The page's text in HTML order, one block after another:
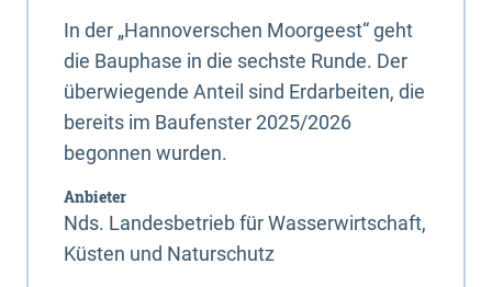
In der „Hannoverschen Moorgeest“ geht
die Bauphase in die sechste Runde. Der
überwiegende Anteil sind Erdarbeiten, die
bereits im Baufenster 2025/2026
begonnen wurden.
Anbieter
Nds. Landesbetrieb für Wasserwirtschaft,
Küsten und Naturschutz